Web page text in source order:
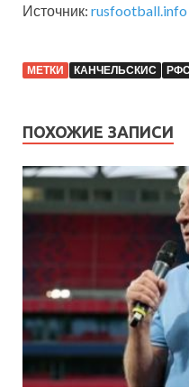
Источник: rusfootball.info
МЕТКИ КАНЧЕЛЬСКИС
ПОХОЖИЕ ЗАПИСИ